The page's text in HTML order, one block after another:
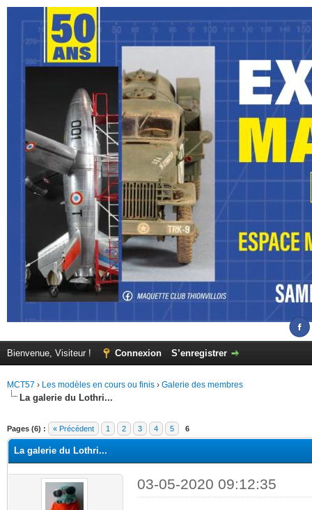
Bienvenue, Visiteur ! Connexion S’enregistrer
MCT57 › Les modèles en cours ou finis › Galerie des membres
La galerie du Lothri...
Pages (6) : « Précédent 1 2 3 4 5 6
La galerie du Lothri...
03-05-2020 09:12:35